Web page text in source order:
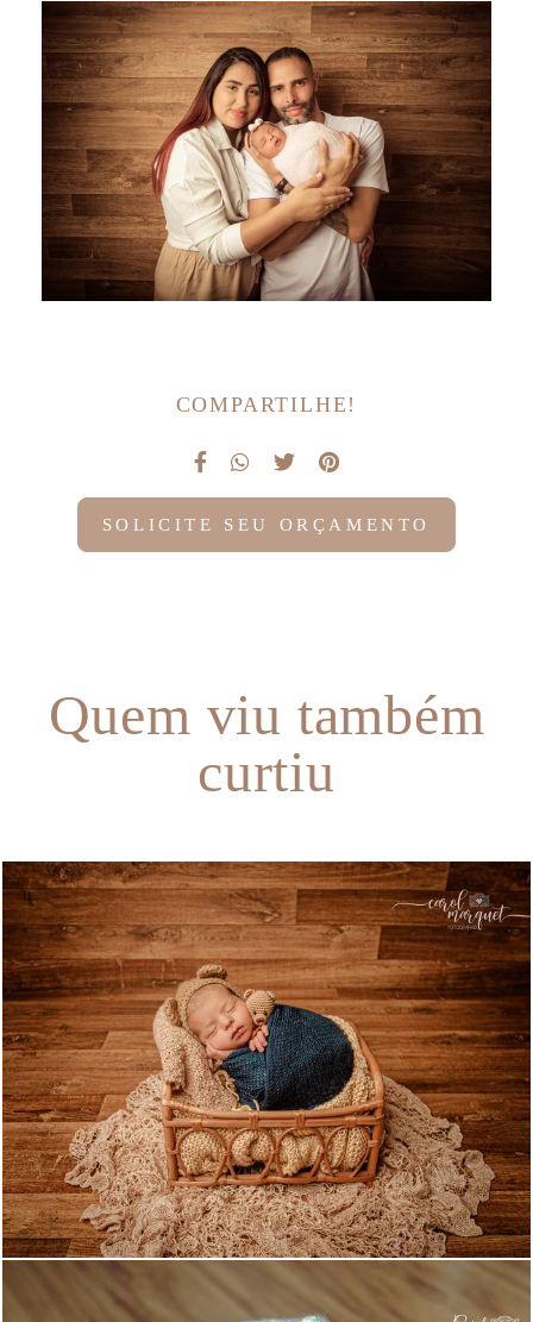
COMPARTILHE!
SOLICITE SEU ORÇAMENTO
Quem viu também
curtiu